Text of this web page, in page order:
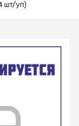
шт/уп)